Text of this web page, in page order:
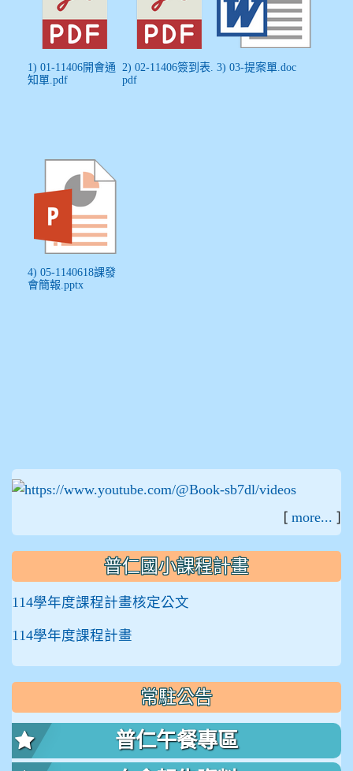
1) 01-11406開會通
知單.pdf
2) 02-11406簽到表.
pdf
3) 03-提案單.doc
4) 05-1140618課發
會簡報.pptx
[ more... ]
普仁國小課程計畫
114學年度課程計畫核定公文
114學年度課程計畫
常駐公告
普仁午餐專區